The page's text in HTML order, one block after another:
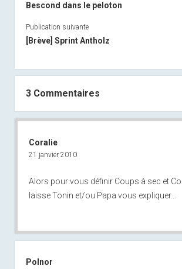
Bescond dans le peloton
Publication suivante
[Brève] Sprint Antholz
3 Commentaires
Coralie
21 janvier 2010
Alors pour vous définir Coups à sec et
laisse Tonin et/ou Papa vous expliquer…
Polnor